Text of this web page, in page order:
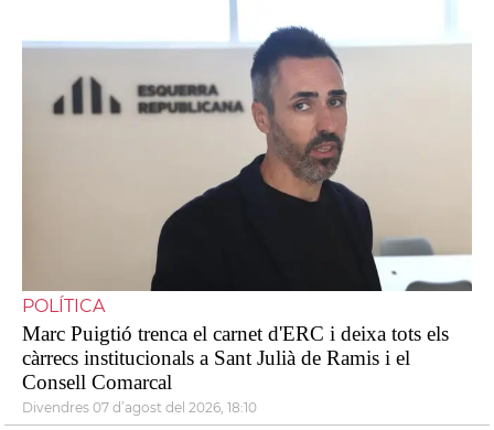
POLÍTICA
Marc Puigtió trenca el carnet d'ERC i deixa tots els
càrrecs institucionals a Sant Julià de Ramis i el
Consell Comarcal
divendres 07 d’agost del 2026, 18:10